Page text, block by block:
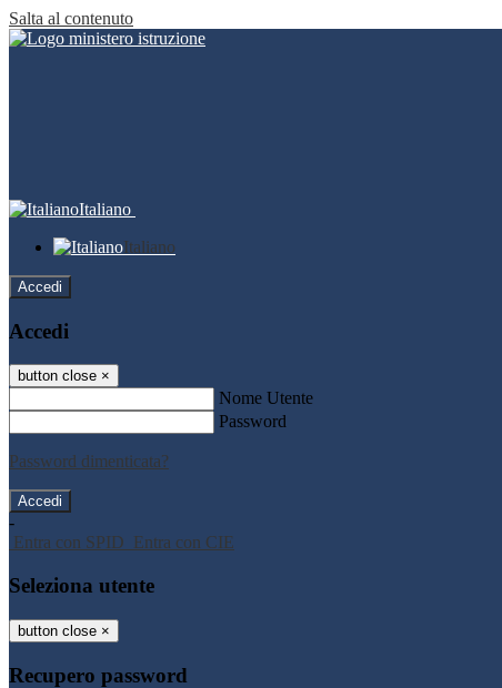
Salta al contenuto
Italiano
Italiano
Accedi
Accedi
button close ×
Nome Utente
Password
Password dimenticata?
-
Entra con SPID Entra con CIE
Seleziona utente
button close ×
Recupero password